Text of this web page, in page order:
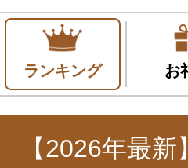
ランキング お
【2026年最